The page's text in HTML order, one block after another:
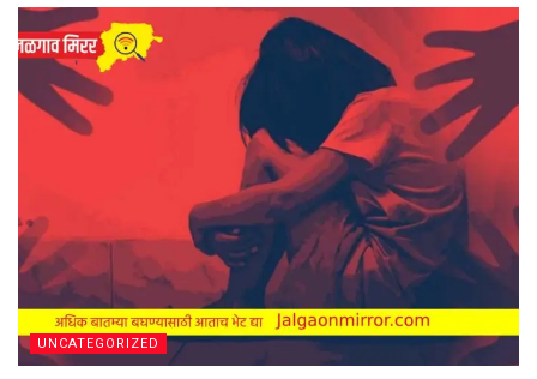
UNCATEGORIZED